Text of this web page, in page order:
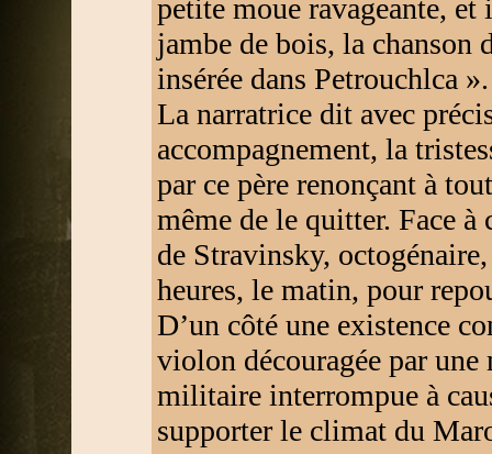
petite moue ravageante,
jambe de bois, la
insérée dans Petrouchlca ».
La narratrice dit avec
accompagnement, la
par ce père renonçant à
même de le quitter. Face à
de Stravinsky,
heures, le matin, pour
D’un côté une existence
violon découragée par une
militaire interrompue à
supporter le climat du